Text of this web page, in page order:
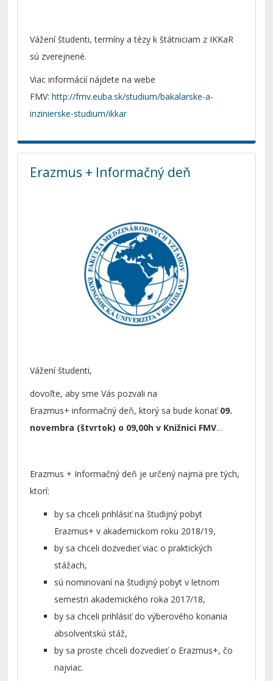
Vážení študenti, termíny a tézy k štátniciam z IKKaR
sú zverejnené.
Viac informácií nájdete na webe
FMV:http://fmv.euba.sk/studium/bakalarske-a-
inzinierske-studium/ikkar
Erazmus + Informačný deň
Vážení študenti,
dovoľte, aby sme Vás pozvali na
Erazmus+ informačný deň, ktorý sa bude konať09.
novembra (štvrtok) o 09,00h v Knižnici FMV
Erazmus + Informačný deň je určený najmä pre tých,
ktorí:
by sa chceli prihlásiť na študijný pobyt
Erazmus+ v akademickom roku 2018/19,
by sa chceli dozvedieť viac o praktických
stážach,
sú nominovaní na študijný pobyt v letnom
semestri akademického roka 2017/18,
by sa chceli prihlásiť do výberového konania
absolventskú stáž,
by sa proste chceli dozvedieť o Erazmus+, čo
najviac.